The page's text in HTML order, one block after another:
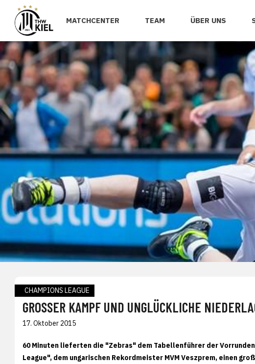
MATCHCENTER TEAM ÜBER UNS
CHAMPIONS LEAGUE
GROSSER KAMPF UND UNGLÜCKLICHE
17. Oktober 2015
60 Minuten lieferten die "Zebras" dem Tabellenführer der Vorrunden-
League", dem ungarischen Rekordmeister MVM Veszprem, einen